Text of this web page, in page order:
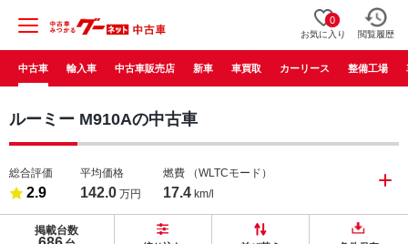
0
お気に入り 閲覧履歴
中古車 輸入車 中古車販売店 新車 車買取 カーリース 整備工場
ルーミー M910Aの中古車
総合評価
2.9
平均価格
142.0 万円
燃費 （WLTCモード）
17.4 km/l
掲載台数